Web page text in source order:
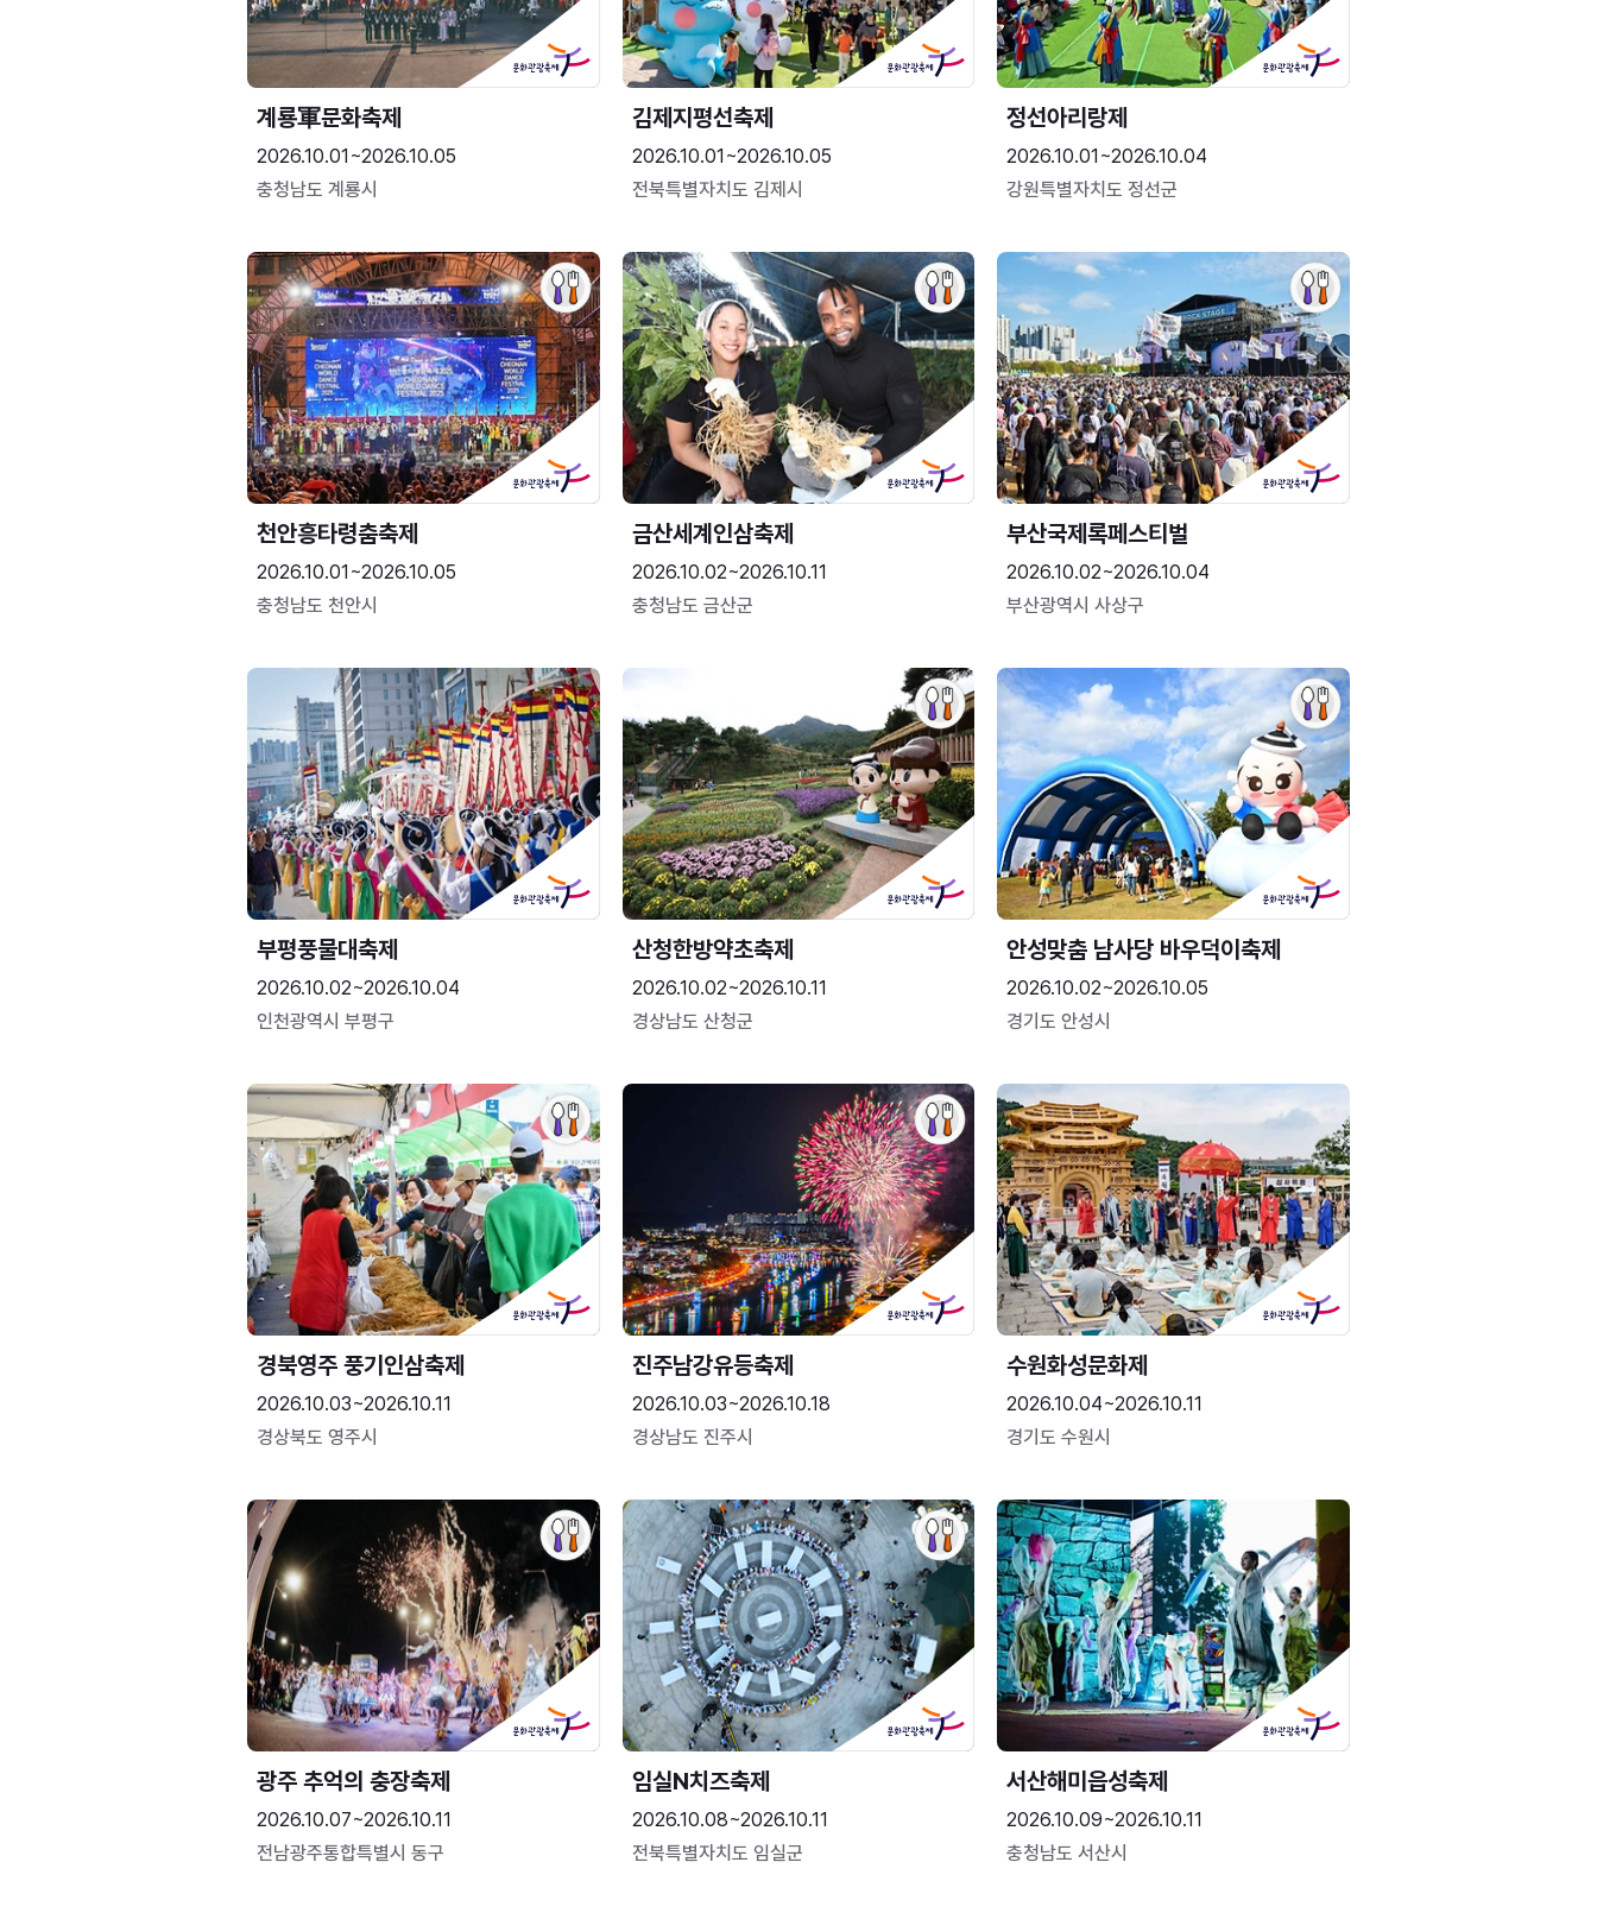
2026.10.01~2026.10.05
충청남도 계룡시
김제지평선축제
2026.10.01~2026.10.05
전북특별자치도 김제시
정선아리랑제
2026.10.01~2026.10.04
강원특별자치도 정선군
천안흥타령춤축제
2026.10.01~2026.10.05
충청남도 천안시
금산세계인삼축제
2026.10.02~2026.10.11
충청남도 금산군
부산국제록페스티벌
2026.10.02~2026.10.04
부산광역시 사상구
부평풍물대축제
2026.10.02~2026.10.04
인천광역시 부평구
산청한방약초축제
2026.10.02~2026.10.11
경상남도 산청군
안성맞춤 남사당 바우덕이축제
2026.10.02~2026.10.05
경기도 안성시
경북영주 풍기인삼축제
2026.10.03~2026.10.11
경상북도 영주시
진주남강유등축제
2026.10.03~2026.10.18
경상남도 진주시
수원화성문화제
2026.10.04~2026.10.11
경기도 수원시
광주 추억의 충장축제
2026.10.07~2026.10.11
전남광주통합특별시 동구
임실N치즈축제
2026.10.08~2026.10.11
전북특별자치도 임실군
서산해미읍성축제
2026.10.09~2026.10.11
충청남도 서산시